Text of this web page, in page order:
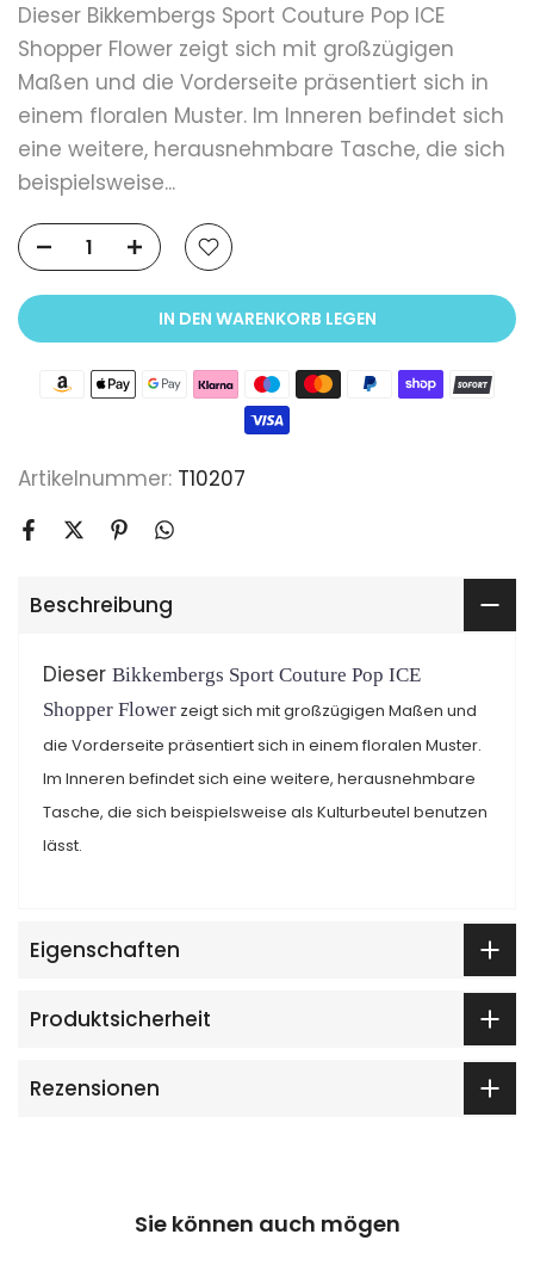
Dieser Bikkembergs Sport Couture Pop ICE
Shopper Flower zeigt sich mit großzügigen
Maßen und die Vorderseite präsentiert sich in
einem floralen Muster. Im Inneren befindet sich
eine weitere, herausnehmbare Tasche, die sich
beispielsweise...
IN DEN WARENKORB LEGEN
Artikelnummer: T10207
Beschreibung
Dieser Bikkembergs Sport Couture Pop ICE
Shopper Flower zeigt sich mit großzügigen Maßen und
die Vorderseite präsentiert sich in einem floralen Muster.
Im Inneren befindet sich eine weitere, herausnehmbare
Tasche, die sich beispielsweise als Kulturbeutel benutzen
lässt.
Eigenschaften
Produktsicherheit
Rezensionen
Sie können auch mögen